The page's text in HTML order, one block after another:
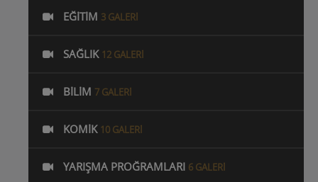
EĞITIM 3 GALERI
SAĞLIK 12 GALERI
BILIM 7 GALERI
KOMIK 10 GALERI
YARIŞMA PROĞRAMLARI 6 GALERI